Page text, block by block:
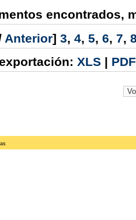
encontrados,
Anterior] 3, 4, 5, 6, 7,
XLS | PDF